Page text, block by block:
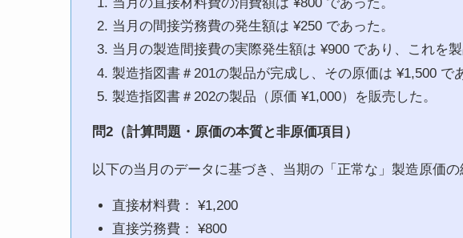
当月の間接労務費の発生額は ¥250 であった。
当月の製造間接費の実際発生額は ¥900 であり、これを製
製造指図書＃201の製品が完成し、その原価は ¥1,500 で
製造指図書＃202の製品（原価 ¥1,000）を販売した。
問2（計算問題・原価の本質と非原価項目）
以下の当月のデータに基づき、当期の「正常な」製造原価の
直接材料費： ¥1,200
直接労務費： ¥800